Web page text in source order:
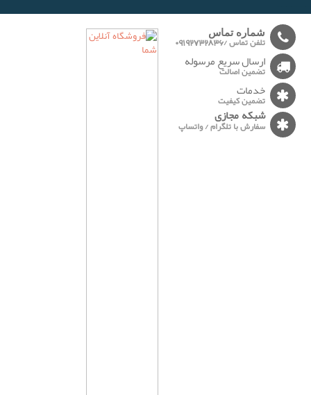
شماره تماس
تلفن تماس /09192732836
ارسال سریع مرسوله
تضمین اصالت
خدمات
تضمین کیفیت
شبکه مجازی
سفارش با تلگرام / واتساپ